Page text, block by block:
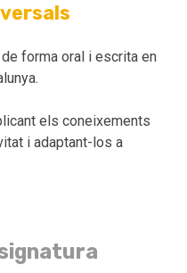
forma oral i escrita en
els coneixements
i adaptant-los a